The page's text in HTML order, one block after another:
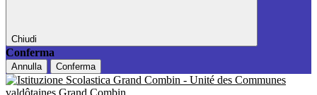
Chiudi
Conferma
Annulla Conferma